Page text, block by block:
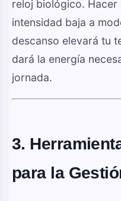
reloj biológico.
intensidad baja a
descanso elevará tu
dará la energía
jornada.
3.
para la